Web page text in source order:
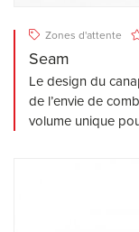
Zones d'attente
Seam
Le design du
de l’envie de
volume unique